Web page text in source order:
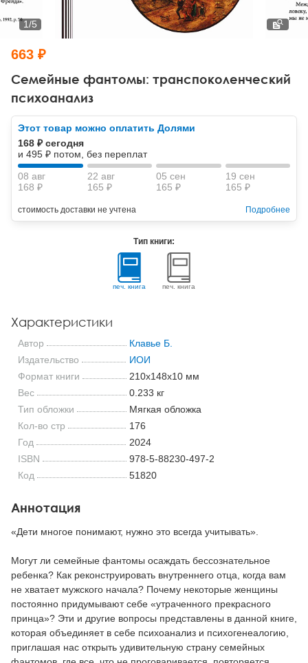
Тревожные расстройства, панические атаки
Другие направления психотерапии
Классический, эриксоновский гипноз и НЛП
НЛП
Психология труда и эргономика
Социальная психология
Социальная и организационная психология
Классический и юнгианский психоанализ
Семейные фантомы: транспоколенческий
психоанализ
1/5
663 ₽
Этот товар можно оплатить Долями
168 ₽ сегодня
и 495 ₽ потом, без переплат
08 авг
168 ₽
22 авг
165 ₽
05 сен
165 ₽
19 сен
165 ₽
стоимость доставки не учтена Подробнее
Тип книги:
печ. книга печ. книга
Характеристики
Автор
Клавье Б.
Издательство
ИОИ
Формат книги
210x148x10 мм
Вес
0.233 кг
Тип обложки
Мягкая обложка
Кол-во стр
176
Год
2024
ISBN
978-5-88230-497-2
Код
51820
Аннотация
«Дети многое понимают, нужно это всегда учитывать».
Могут ли семейные фантомы осаждать бессознательное
ребенка? Как реконструировать внутреннего отца, когда вам
не хватает мужского начала? Почему некоторые женщины
постоянно придумывают себе «утраченного прекрасного
принца»? Эти и другие вопросы представлены в данной книге,
которая объединяет в себе психоанализ и психогенеалогию,
приглашая нас открыть удивительную страну семейных